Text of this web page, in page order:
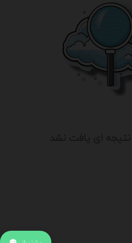
پشتیبانی بر روی آیکن کنار صفحه سایت
.